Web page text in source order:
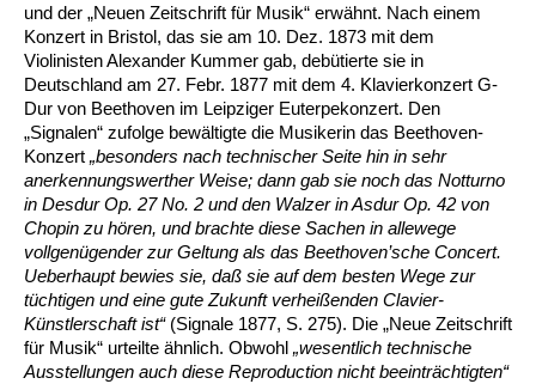
und der „Neuen Zeitschrift für Musik“ erwähnt. Nach einem
Konzert in Bristol, das sie am 10. Dez. 1873 mit dem
Violinisten Alexander Kummer gab, debütierte sie in
Deutschland am 27. Febr. 1877 mit dem 4. Klavierkonzert G-
Dur von Beethoven im Leipziger Euterpekonzert. Den
„Signalen“ zufolge bewältigte die Musikerin das Beethoven-
Konzert „besonders nach technischer Seite hin in sehr
anerkennungswerther Weise; dann gab sie noch das Notturno
in Desdur Op. 27 No. 2 und den Walzer in Asdur Op. 42 von
Chopin zu hören, und brachte diese Sachen in allewege
vollgenügender zur Geltung als das Beethoven’sche Concert.
Ueberhaupt bewies sie, daß sie auf dem besten Wege zur
tüchtigen und eine gute Zukunft verheißenden Clavier-
Künstlerschaft ist“ (Signale 1877, S. 275). Die „Neue Zeitschrift
für Musik“ urteilte ähnlich. Obwohl „wesentlich technische
Ausstellungen auch diese Reproduction nicht beeinträchtigten“